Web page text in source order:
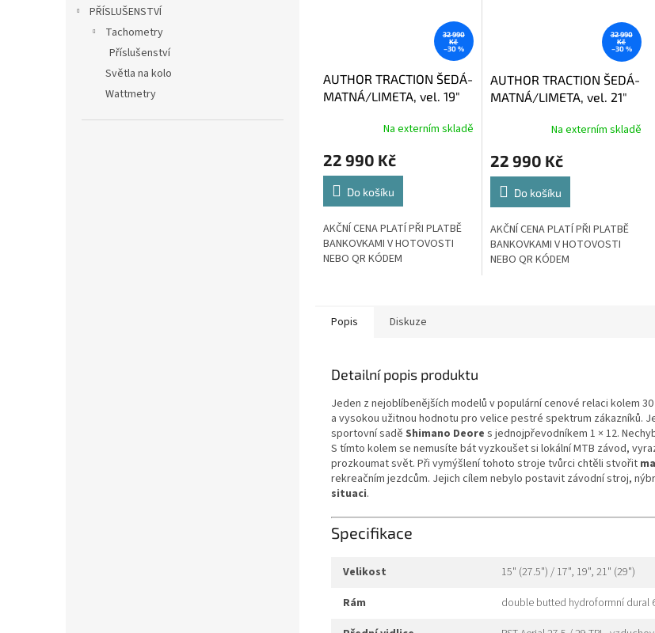
PŘÍSLUŠENSTVÍ
Tachometry
Příslušenství
Světla na kolo
Wattmetry
32 990
Kč
–30 %
AUTHOR TRACTION ŠEDÁ-
MATNÁ/LIMETA, vel. 19"
Na externím skladě
22 990 Kč
Do košíku
AKČNÍ CENA PLATÍ PŘI PLATBĚ
BANKOVKAMI V HOTOVOSTI
NEBO QR KÓDEM
32 990
Kč
–30 %
AUTHOR TRACTION ŠEDÁ-
MATNÁ/LIMETA, vel. 21"
Na externím skladě
22 990 Kč
Do košíku
AKČNÍ CENA PLATÍ PŘI PLATBĚ
BANKOVKAMI V HOTOVOSTI
NEBO QR KÓDEM
Popis Diskuze
Detailní popis produktu
Jeden z nejoblíbenějších modelů v populární cenové relaci kolem
a vysokou užitnou hodnotu pro velice pestré spektrum zákazníků.
sportovní sadě Shimano Deore s jednojpřevodníkem 1 × 12.
S tímto kolem se nemusíte bát vyzkoušet si lokální MTB závod,
prozkoumat svět. Při vymýšlení tohoto stroje tvůrci chtěli stvořit
rekreačním jezdcům. Jejich cílem nebylo postavit závodní stroj,
situaci.
Specifikace
velikost
15" (27.5") / 17", 19", 21" (29")
rám
double butted hydroformní dural